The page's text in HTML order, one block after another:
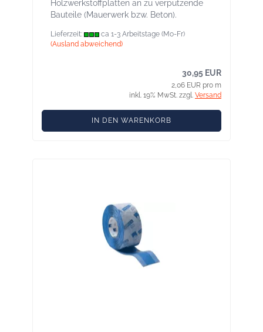
Holzwerkstoffplatten an zu verputzende
Bauteile (Mauerwerk bzw. Beton).
Lieferzeit:
ca 1-3 Arbeitstage (Mo-Fr)
(Ausland abweichend)
30,95 EUR
2,06 EUR pro m
inkl. 19% MwSt. zzgl. Versand
IN DEN WARENKORB